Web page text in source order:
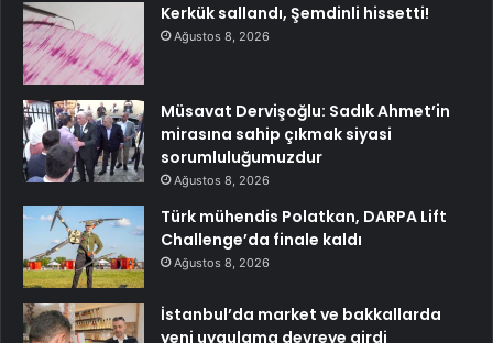
Kerkük sallandı, Şemdinli hissetti!
Ağustos 8, 2026
Müsavat Dervişoğlu: Sadık Ahmet’in
mirasına sahip çıkmak siyasi
sorumluluğumuzdur
Ağustos 8, 2026
Türk mühendis Polatkan, DARPA Lift
Challenge’da finale kaldı
Ağustos 8, 2026
İstanbul’da market ve bakkallarda
yeni uygulama devreye girdi